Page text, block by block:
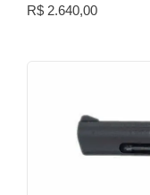
R$ 2.640,00